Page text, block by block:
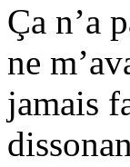
Ça n’a
ne
jamais